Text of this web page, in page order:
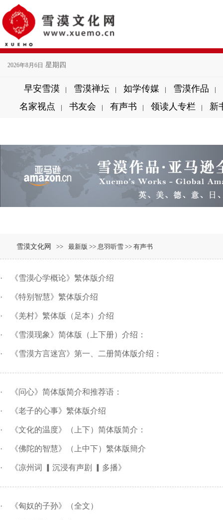
2026年8月6日 星期四
早安雪漠 | 雪漠禅坛 | 如学传媒 | 雪漠作品 |
名家视点
| 书友会 | 有声书 | 领读人专栏 | 新
雪漠文化网 >> 最新版 >> 息羽听雪 >> 有声书
· 《雪漠心学概论》繁体版介绍
· 《特别智慧》繁体版介绍
· 《羌村》繁体版（足本）介绍
· 《雪漠现象》简体版（上下册）介绍：
· 《雪漠方言迷宫》第一、二册简体版介绍：
· 《问心》简体版简介和推荐语：
· 《老子的心事》繁体版介绍
· 《文化的温度》（上下）简体版简介：
· 《佛陀的智慧》（上中下）繁体版簡介
· 《凉州词 ▎沉浸有声剧 ▎多播》
· 《匈奴的子孙》（全文）